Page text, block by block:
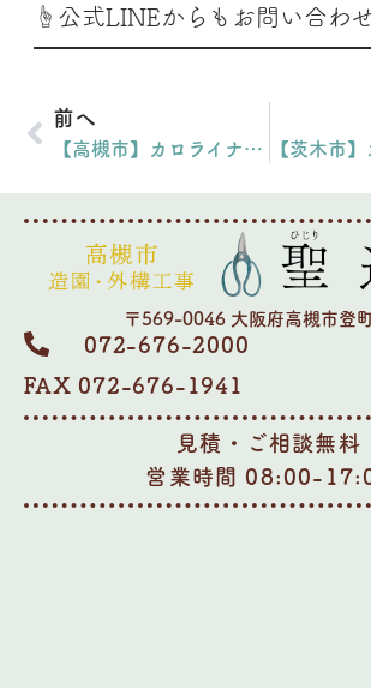
☝公式LINEからもお問い合わせ
前へ
【高槻市】カロライナジャスミン伐採・伐根｜T様邸（2026年3月）
〒569-0046 大阪府高槻市登
072-676-2000
FAX 072-676-1941
見積・ご相談無料
営業時間 08:00-